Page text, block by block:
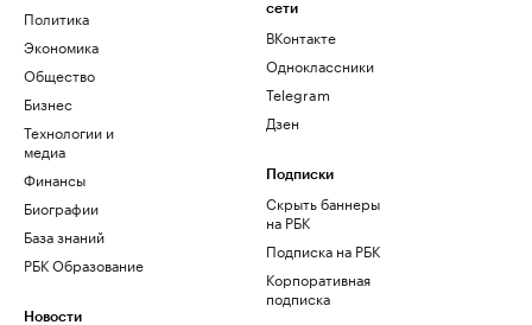
Политика
Экономика
Общество
Бизнес
Технологии и
медиа
Финансы
Биографии
База знаний
РБК Образование
Новости
сети
ВКонтакте
Одноклассники
Telegram
Дзен
Подписки
Скрыть баннеры
на РБК
Подписка на РБК
Корпоративная
подписка